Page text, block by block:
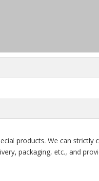
products. We can
packaging, etc., and